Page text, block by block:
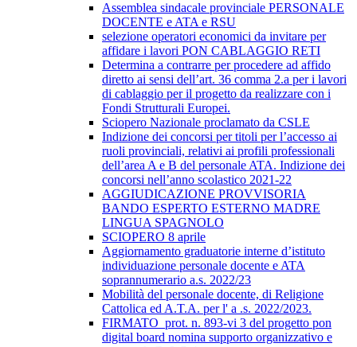
Assemblea sindacale provinciale PERSONALE
DOCENTE e ATA e RSU
selezione operatori economici da invitare per
affidare i lavori PON CABLAGGIO RETI
Determina a contrarre per procedere ad affido
diretto ai sensi dell’art. 36 comma 2.a per i lavori
di cablaggio per il progetto da realizzare con i
Fondi Strutturali Europei.
Sciopero Nazionale proclamato da CSLE
Indizione dei concorsi per titoli per l’accesso ai
ruoli provinciali, relativi ai profili professionali
dell’area A e B del personale ATA. Indizione dei
concorsi nell’anno scolastico 2021-22
AGGIUDICAZIONE PROVVISORIA
BANDO ESPERTO ESTERNO MADRE
LINGUA SPAGNOLO
SCIOPERO 8 aprile
Aggiornamento graduatorie interne d’istituto
individuazione personale docente e ATA
soprannumerario a.s. 2022/23
Mobilità del personale docente, di Religione
Cattolica ed A.T.A. per l' a .s. 2022/2023.
FIRMATO_prot. n. 893-vi 3 del progetto pon
digital board nomina supporto organizzativo e